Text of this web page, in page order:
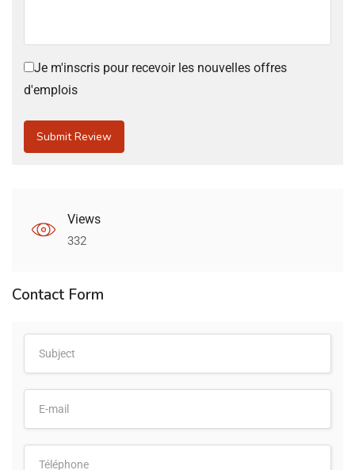
Je m'inscris pour recevoir les nouvelles offres
d'emplois
Views
332
Contact Form